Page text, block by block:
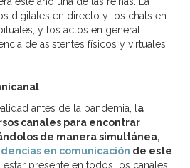
digitales en directo y los chats en
y los actos en general
de asistentes físicos y virtuales.
antes de la pandemia, l a
canales para encontrar
de manera simultánea,
en comunicación de este
estar presente en todos los canales